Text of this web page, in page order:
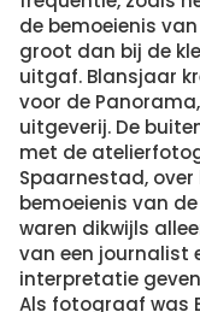
de bemoeienis
groot dan bij de
uitgaf. Blansjaar
voor de
uitgeverij. De
met de
Spaarnestad,
bemoeienis van
waren dikwijls
van een journalist
interpretatie
Als fotograaf was